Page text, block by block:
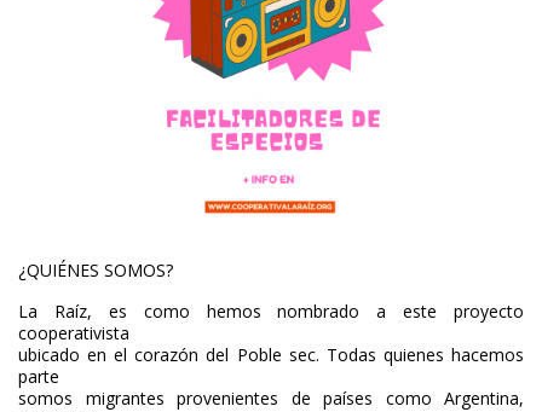
¿QUIÉNES SOMOS?
La Raíz, es como hemos nombrado a este proyecto
cooperativista
ubicado en el corazón del Poble sec. Todas quienes hacemos
parte
somos migrantes provenientes de países como Argentina,